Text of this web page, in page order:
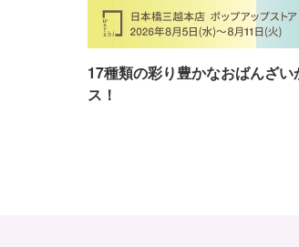
17種類の彩り豊かなおばんざい
ス！